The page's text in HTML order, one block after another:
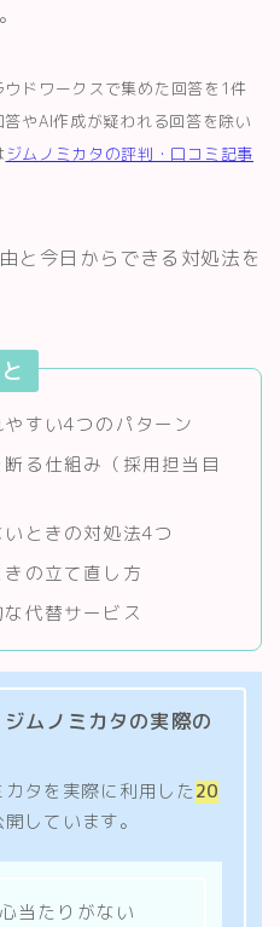
ドワークスで集めた回答を1件
やAI作成が疑われる回答を除い
ジムノミカタの評判・口コミ記事
と今日からできる対処法を
すい4つのパターン
る仕組み（採用担当目
ときの対処法4つ
の立て直し方
代替サービス
ムノミカタの実際の
タを実際に利用した20
しています。
当たりがない